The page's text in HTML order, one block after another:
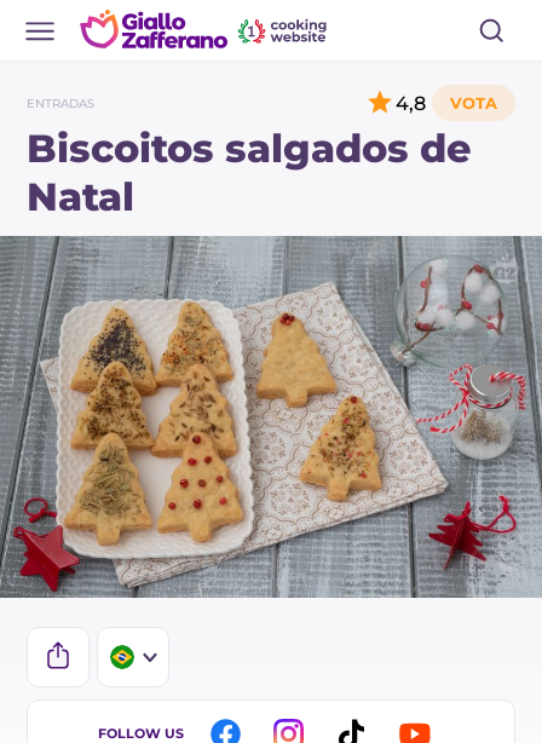
ENTRADAS
Biscoitos salgados de
Natal
4,8
IT
FOLLOW US